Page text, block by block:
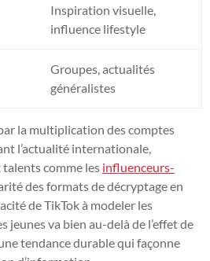
Inspiration visuelle,
influence lifestyle
Groupes, actualités
généralistes
la multiplication des comptes
l’actualité internationale,
talents comme les influenceurs-
des formats de décryptage en
de TikTok à modeler les
jeunes va bien au-delà de l’effet de
tendance durable qui façonne